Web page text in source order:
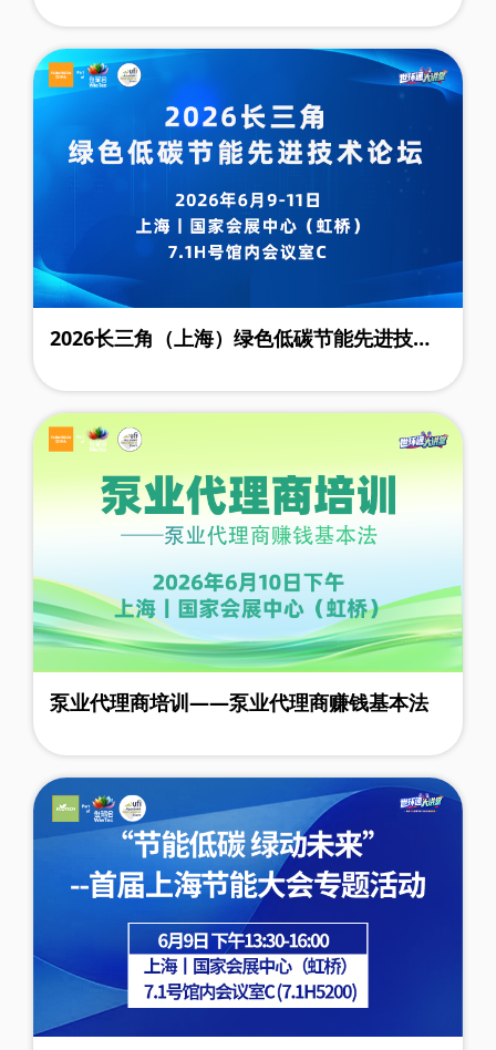
2026长三角（上海）绿色低碳节能先进技术
泵业代理商培训——泵业代理商赚钱基本法